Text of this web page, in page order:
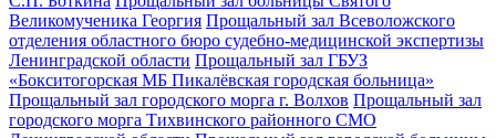
Великомученика Георгия Прощальный зал Всеволожского
отделения областного бюро судебно-медицинской экспертизы
Ленинградской области Прощальный зал ГБУЗ
«Бокситогорская МБ Пикалёвская городская больница»
Прощальный зал городского морга г. Волхов Прощальный зал
городского морга Тихвинского районного СМО